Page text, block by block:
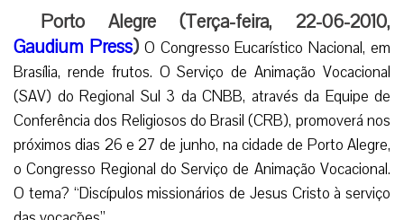
Porto Alegre (Terça-feira, 22-06-2010,
Gaudium Press)O Congresso Eucarístico Nacional, em
Brasília, rende frutos. O Serviço de Animação Vocacional
(SAV) do Regional Sul 3 da CNBB, através da Equipe de
Conferência dos Religiosos do Brasil (CRB), promoverá nos
próximos dias 26 e 27 de junho, na cidade de Porto Alegre,
o Congresso Regional do Serviço de Animação Vocacional.
O tema? “Discípulos missionários de Jesus Cristo à serviço